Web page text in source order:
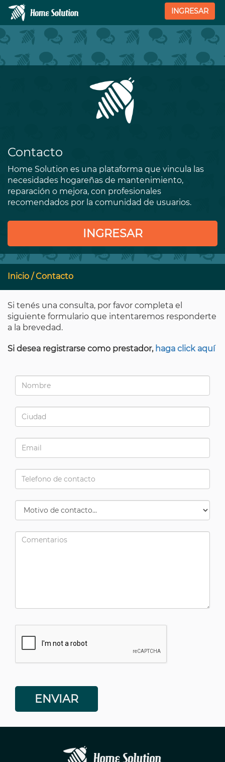
INGRESAR
Contacto
Home Solution es una plataforma que vincula las
necesidades hogareñas de mantenimiento,
reparación o mejora, con profesionales
recomendados por la comunidad de usuarios.
INGRESAR
Inicio / Contacto
Si tenés una consulta, por favor completa el
siguiente formulario que intentaremos responderte
a la brevedad.
Si desea registrarse como prestador, haga click aquí